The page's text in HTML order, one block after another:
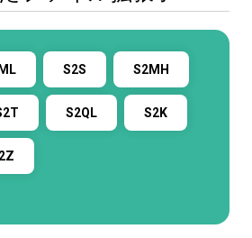
S2S S2MH
S2QL S2K